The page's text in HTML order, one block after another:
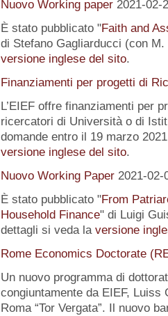
Nuovo Working paper 2021-02-
È stato pubblicato "Faith and
di Stefano Gagliarducci (con
versione inglese del sito.
Finanziamenti per progetti di
L’EIEF offre finanziamenti per
ricercatori di Università o di
domande entro il 19 marzo
versione inglese del sito.
Nuovo Working Paper 2021-02-
È stato pubblicato "From
Household Finance" di Luigi
dettagli si veda la versione
Rome Economics Doctorate
Un nuovo programma di
congiuntamente da EIEF, Luiss
Roma “Tor Vergata”. Il nuovo